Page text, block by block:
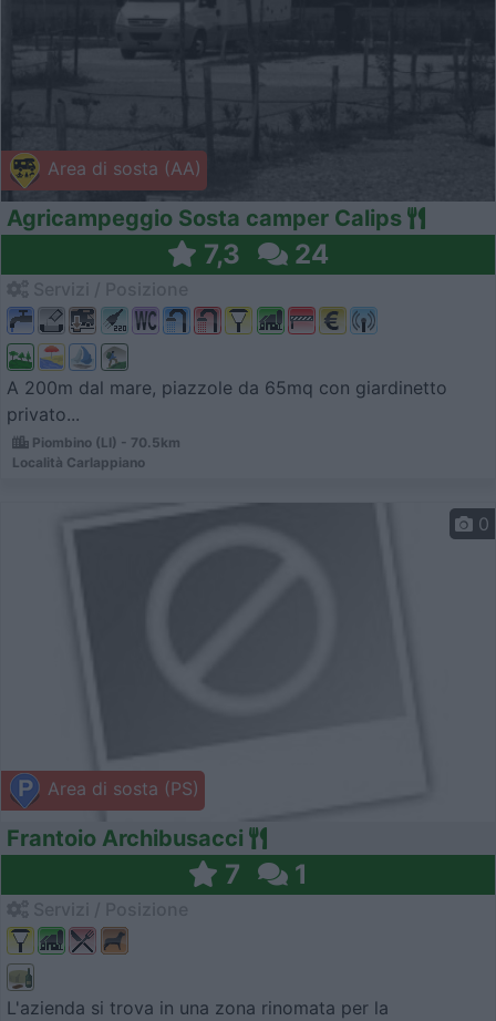
Area di sosta (AA)
Agricampeggio Sosta camper Calips
7,3 24
A 200m dal mare, piazzole da 65mq con giardinetto
privato...
Piombino (LI) - 70.5km
Località Carlappiano
Area di sosta (PS)
0
Frantoio Archibusacci
7 1
L'azienda si trova in una zona rinomata per la